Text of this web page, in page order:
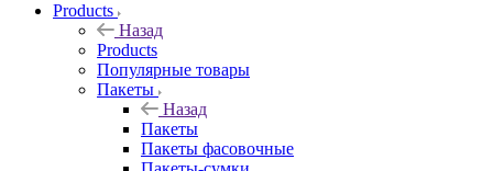
Products
Назад
Products
Популярные товары
Пакеты
Назад
Пакеты
Пакеты фасовочные